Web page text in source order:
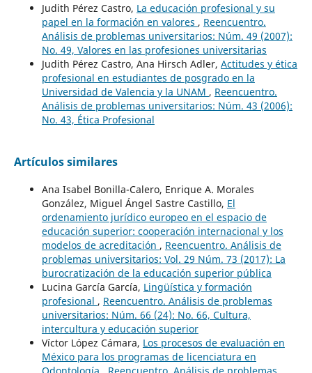
Judith Pérez Castro, La educación profesional y su
papel en la formación en valores , Reencuentro.
Análisis de problemas universitarios: Núm. 49 (2007):
No. 49, Valores en las profesiones universitarias
Judith Pérez Castro, Ana Hirsch Adler, Actitudes y ética
profesional en estudiantes de posgrado en la
Universidad de Valencia y la UNAM , Reencuentro.
Análisis de problemas universitarios: Núm. 43 (2006):
No. 43, Ética Profesional
Artículos similares
Ana Isabel Bonilla-Calero, Enrique A. Morales
González, Miguel Ángel Sastre Castillo, El
ordenamiento jurídico europeo en el espacio de
educación superior: cooperación internacional y los
modelos de acreditación , Reencuentro. Análisis de
problemas universitarios: Vol. 29 Núm. 73 (2017): La
burocratización de la educación superior pública
Lucina García García, Lingüística y formación
profesional , Reencuentro. Análisis de problemas
universitarios: Núm. 66 (24): No. 66, Cultura,
intercultura y educación superior
Víctor López Cámara, Los procesos de evaluación en
México para los programas de licenciatura en
Odontología
Reencuentro. Análisis de problemas